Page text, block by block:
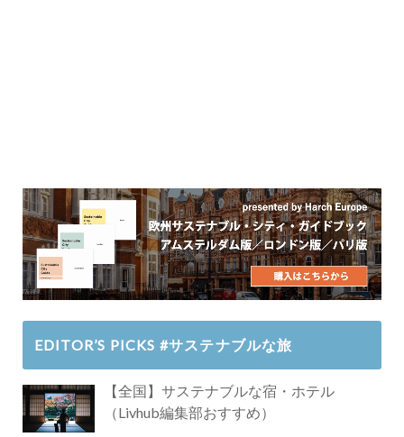
EDITOR’S PICKS #サステナブルな旅
【全国】サステナブルな宿・ホテル
（Livhub編集部おすすめ）